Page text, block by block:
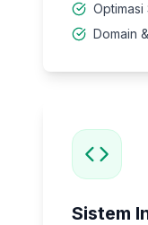
Optimasi
Domain
Sistem